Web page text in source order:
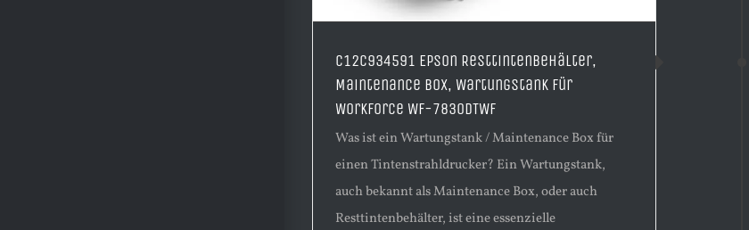
C12C934591 Epson Resttintenbehälter,
Maintenance Box, Wartungstank für
WorkForce WF-7830DTWF
Was ist ein Wartungstank / Maintenance Box für
einen Tintenstrahldrucker? Ein Wartungstank,
auch bekannt als Maintenance Box, oder auch
Resttintenbehälter, ist eine essenzielle